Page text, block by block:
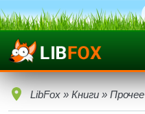
LibFox » Книги » Прочее